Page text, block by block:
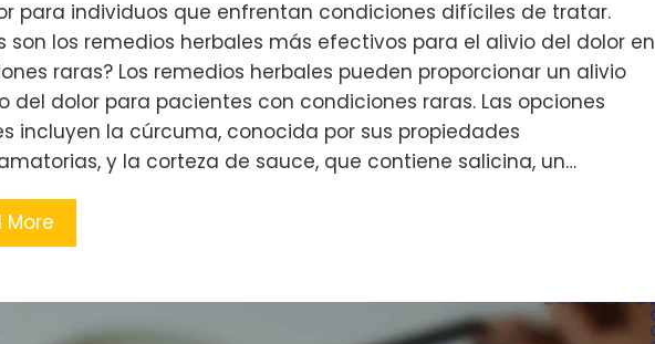
para individuos que enfrentan condiciones difíciles de tratar.
son los remedios herbales más efectivos para el alivio del dolor en
raras? Los remedios herbales pueden proporcionar un alivio
del dolor para pacientes con condiciones raras. Las opciones
incluyen la cúrcuma, conocida por sus propiedades
y la corteza de sauce, que contiene salicina, un…
More